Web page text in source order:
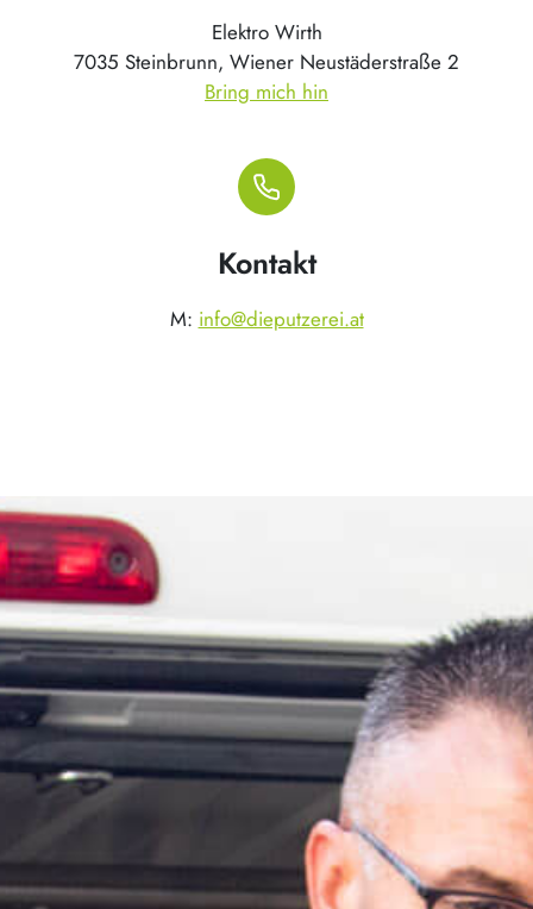
Elektro Wirth
7035 Steinbrunn, Wiener Neustäderstraße 2
Bring mich hin
Kontakt
M: info@dieputzerei.at